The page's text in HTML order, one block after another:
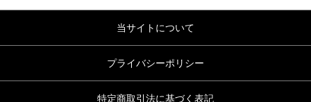
当サイトについて
プライバシーポリシー
特定商取引法に基づく表記